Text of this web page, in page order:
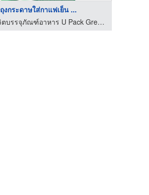
ถุงกระดาษใส่กาแฟเย็น ...
โรงงานผลิตบรรจุภัณฑ์อาหาร U Pack Green Vision